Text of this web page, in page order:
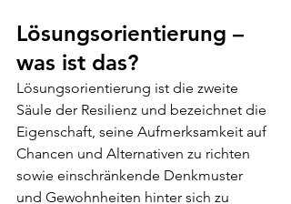
Lösungsorientierung –
was ist das?
Lösungsorientierung ist die zweite
Säule der Resilienz und bezeichnet die
Eigenschaft, seine Aufmerksamkeit auf
Chancen und Alternativen zu richten
sowie einschränkende Denkmuster
und Gewohnheiten hinter sich zu